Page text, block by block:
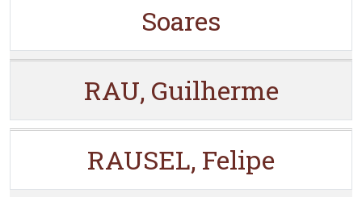
Soares
RAU, Guilherme
RAUSEL, Felipe